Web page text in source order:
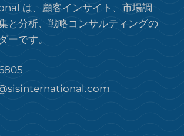
は、顧客インサイト、市場調
と分析、戦略コンサルティングの
ーです。